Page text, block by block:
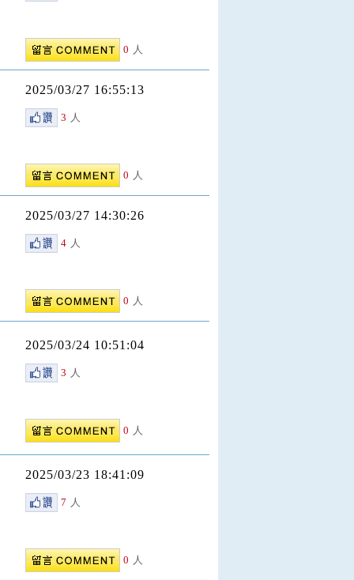
0 人
2025/03/27 16:55:13
3 人
0 人
2025/03/27 14:30:26
4 人
0 人
2025/03/24 10:51:04
3 人
0 人
2025/03/23 18:41:09
7 人
0 人